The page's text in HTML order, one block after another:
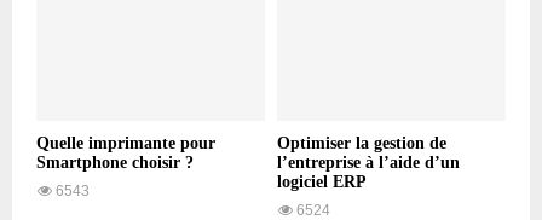
Quelle imprimante pour
Smartphone choisir ?
6543
Optimiser la gestion de
l’entreprise à l’aide d’un
logiciel ERP
6524